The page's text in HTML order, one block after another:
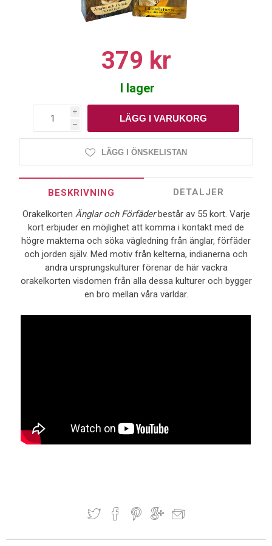
379 kr
I lager
i
h
LÄGG I ÖNSKELISTAN
BESKRIVNING
DETALJER
Orakelkorten Änglar och Förfäderbestår av 55 kort. Varje
kort erbjuder en möjlighet att komma i kontakt med de
högre makterna och söka vägledning från änglar, förfäder
och jorden själv. Med motiv från kelterna, indianerna och
andra ursprungskulturer förenar de här vackra
orakelkorten visdomen från alla dessa kulturer och bygger
en bro mellan våra världar.